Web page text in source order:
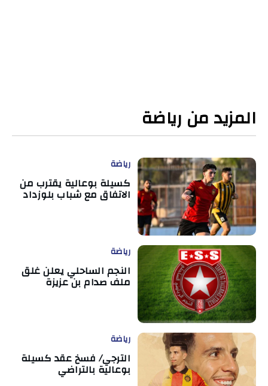
المزيد من رياضة
رياضة
كسيلة بوعالية يقترب من
الاتفاق مع شباب بلوزداد
رياضة
النجم الساحلي يعلن غلق
ملف صدام بن عزيزة
رياضة
الترجي/ فسخ عقد كسيلة
بوعالية بالتراضي